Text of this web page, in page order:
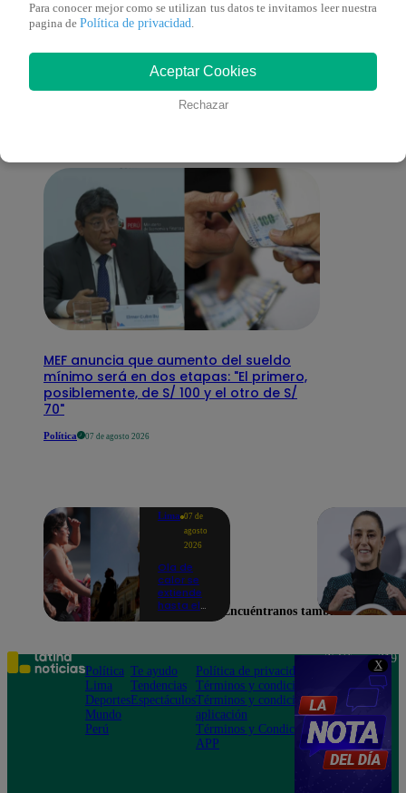
X
También te puede
interesar
MEF anuncia que aumento del sueldo
mínimo será en dos etapas: "El primero,
posiblemente, de S/ 100 y el otro de S/
70"
Política 07 de agosto 2026
Lima 07 de
agosto
2026
Ola de
calor se
extiende
hasta el
Lima y
otras 16
regiones
Para conocer mejor como se utilizan tus datos te invitamos leer nuestra
pagina de Política de privacidad
Aceptar Cookies
Rechazar
Encuéntranos también en
Política
Lima
Deportes
Mundo
Perú
Te ayudo
Tendencias
Espectáculos
Política de privacidad
Términos y condiciones
Términos y condiciones
aplicación
Términos y Condiciones
APP
Teléfono: 219
Av. San
Felipe 968
Jesús María